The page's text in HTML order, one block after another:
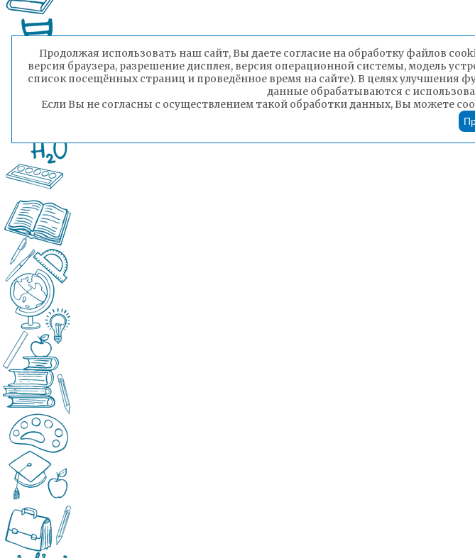
Продолжая использовать наш сайт, Вы даете согласие на обработку файлов
версия браузера, разрешение дисплея, версия операционной системы, модель
список посещённых страниц и проведённое время на сайте). В целях
данные обрабатываются с
Если Вы не согласны с осуществлением такой обработки данных, Вы можете